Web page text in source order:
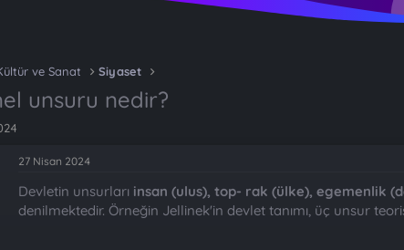
ve Sanat Siyaset
unsuru nedir?
27 Nisan 2024
Devletin unsurları insan (ulus), top- rak (ülke), egemenlik
denilmektedir. Örneğin Jellinek'in devlet tanımı, üç unsur